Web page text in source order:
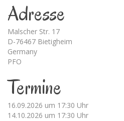
Adresse
Malscher Str. 17
D-76467 Bietigheim
Germany
PFO
Termine
16.09.2026 um 17:30 Uhr
14.10.2026 um 17:30 Uhr